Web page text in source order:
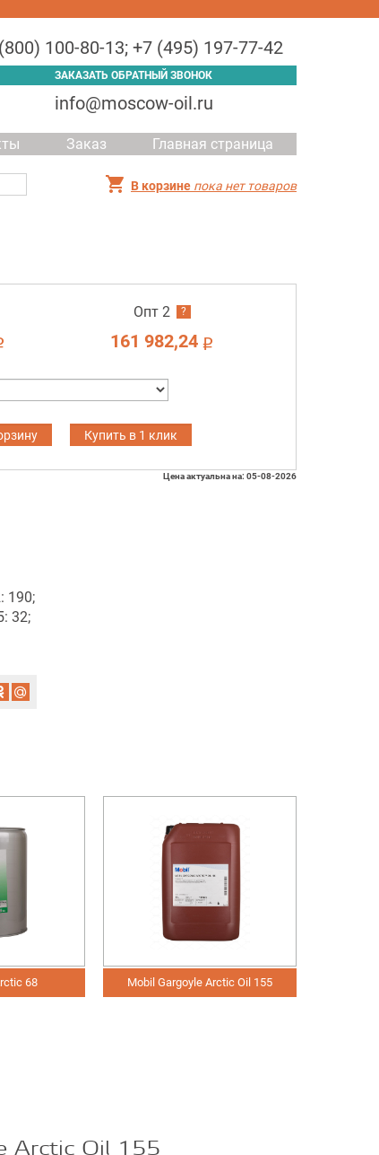
Заказ Главная страница
100-80-13; +7 (495) 197-77-42
ЗАКАЗАТЬ ОБРАТНЫЙ ЗВОНОК
info@moscow-oil.ru
В корзине пока нет товаров
Опт 2 ?
161 982,24 i
Купить в 1 клик
Цена актуальна на: 05-08-2026
190;
32;
Oil 155 Mobil Gargoyle Arctic SHC 226E
Arctic Oil 155